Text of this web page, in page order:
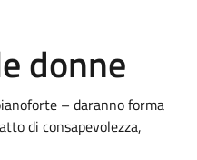
donne
– daranno forma
di consapevolezza,